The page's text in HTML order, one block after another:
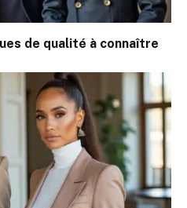
de qualité à connaître